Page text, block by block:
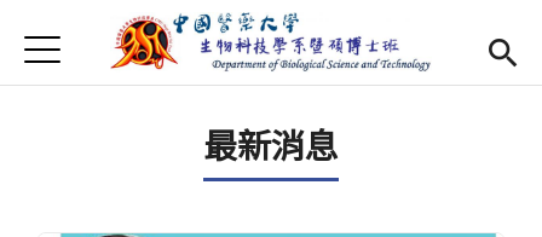
首頁
最新消息
Open submenu (系所介紹)
Jump to Navigation
Jump to Main content
最新消息